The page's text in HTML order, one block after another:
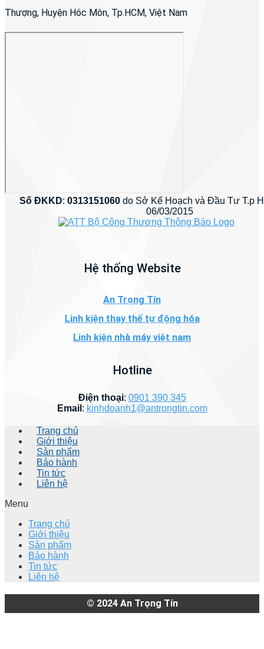
Thượng, Huyện Hóc Môn, Tp.HCM, Việt Nam
Số ĐKKD:0313151060 do Sở Kế Hoạch và Đầu Tư T.p
06/03/2015
Hệ thống Website
An Trọng Tín
Linh kiện thay thế tự động hóa
Linh kiện nhà máy việt nam
Hotline
Điện thoại: 0901 390 345
Email : kinhdoanh1@antrongtin.com
Trang chủ
Giới thiệu
Sản phẩm
Bảo hành
Tin tức
Liên hệ
Menu
Trang chủ
Giới thiệu
Sản phẩm
Bảo hành
Tin tức
Liên hệ
© 2024 An Trọng Tín